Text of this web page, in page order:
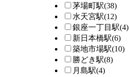
茅場町駅(38)
水天宮駅(12)
銀座一丁目駅(4)
新日本橋駅(6)
築地市場駅(10)
勝どき駅(8)
月島駅(4)